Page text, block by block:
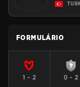
FORMULÁRIO
1 - 2
0 - 2